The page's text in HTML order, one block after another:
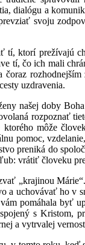
dialógu a
svoju
ktorí prežívajú
tí, čo ich mali
uzdravenia.
našej doby
rozpoznať
môže
pomoc,
preniká do
vrátiť človeku
„krajinou
uchovávať ho v
pomáhala
s
a vytrvalej